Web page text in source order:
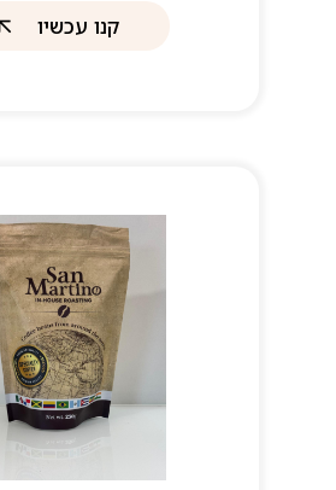
קנו עכשיו